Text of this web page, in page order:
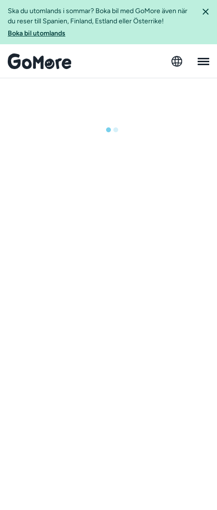
Ska du utomlands i sommar? Boka bil med GoMore även när
du reser till Spanien, Finland, Estland eller Österrike!
Boka bil utomlands